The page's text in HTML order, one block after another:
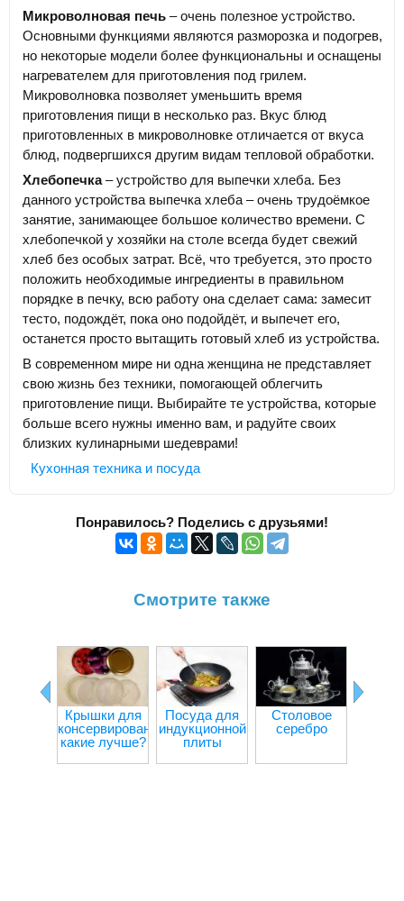
Микроволновая печь – очень полезное устройство.
Основными функциями являются разморозка и подогрев,
но некоторые модели более функциональны и оснащены
нагревателем для приготовления под грилем.
Микроволновка позволяет уменьшить время
приготовления пищи в несколько раз. Вкус блюд
приготовленных в микроволновке отличается от вкуса
блюд, подвергшихся другим видам тепловой обработки.
Хлебопечка– устройство для выпечки хлеба. Без
данного устройства выпечка хлеба – очень трудоёмкое
занятие, занимающее большое количество времени. С
хлебопечкой у хозяйки на столе всегда будет свежий
хлеб без особых затрат. Всё, что требуется, это просто
положить необходимые ингредиенты в правильном
порядке в печку, всю работу она сделает сама: замесит
тесто, подождёт, пока оно подойдёт, и выпечет его,
останется просто вытащить готовый хлеб из устройства.
В современном мире ни одна женщина не представляет
свою жизнь без техники, помогающей облегчить
приготовление пищи. Выбирайте те устройства, которые
больше всего нужны именно вам, и радуйте своих
близких кулинарными шедеврами!
Кухонная техника и посуда
Понравилось? Поделись с друзьями!
Смотрите также
Крышки для
консервирования:
какие лучше?
Посуда для
индукционной
плиты
Столовое
серебро